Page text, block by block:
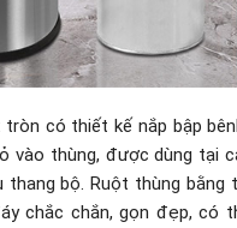
tròn có thiết kế nắp bập
vào thùng, được dùng tại
thang bộ. Ruột thùng
chắc chắn, gọn đẹp, có